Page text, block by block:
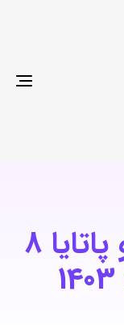
تور ترکیبی پوکت و پاتایا 8